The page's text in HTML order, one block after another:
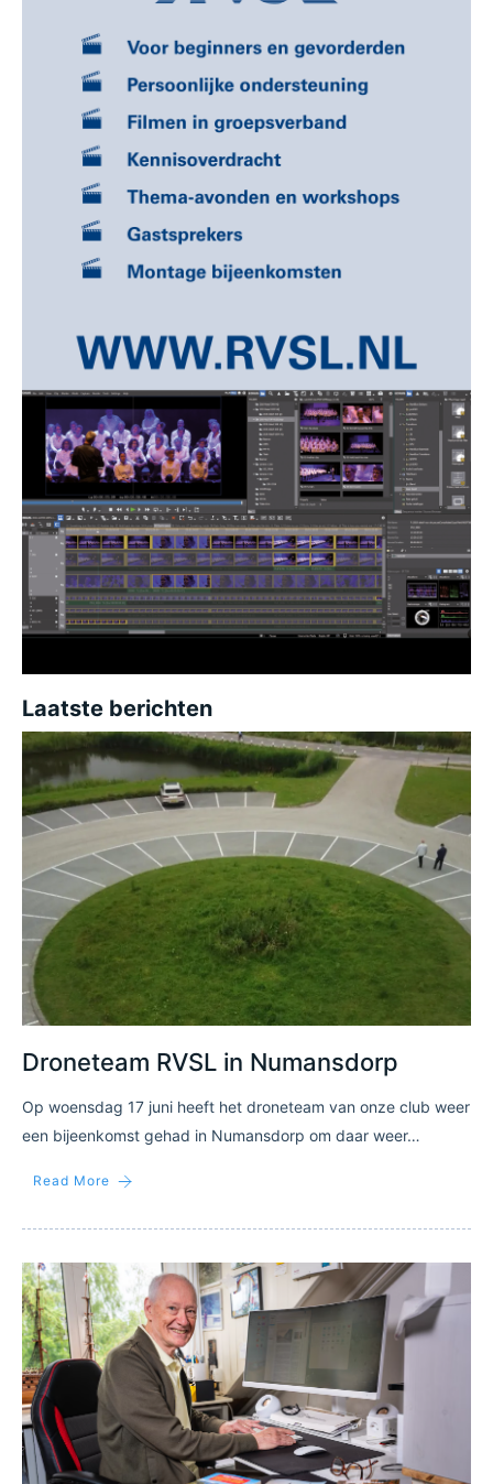
Laatste berichten
Droneteam RVSL in Numansdorp
Op woensdag 17 juni heeft het droneteam van onze club weer
een bijeenkomst gehad in Numansdorp om daar weer…
Read More